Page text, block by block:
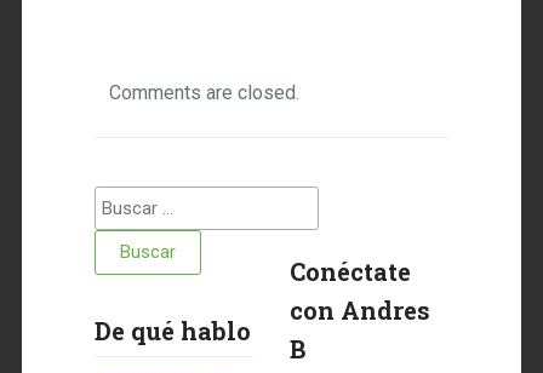
Comments are closed.
Buscar:
De qué hablo
Conéctate
con Andres
B